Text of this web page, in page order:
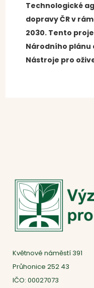
Technologické
dopravy ČR v
2030. Tento
Národního plánu
Nástroje pro
Květnové náměstí 391
Průhonice 252 43
IČO: 00027073